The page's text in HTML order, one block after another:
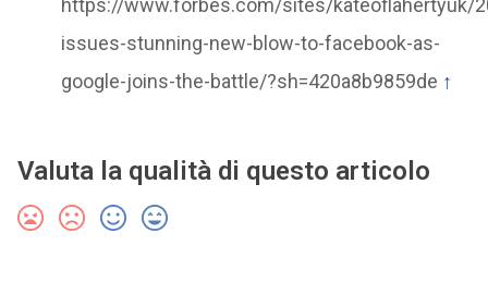
https://www.forbes.com/sites/kateoflahertyuk/
issues-stunning-new-blow-to-facebook-as-
google-joins-the-battle/?sh=420a8b9859de ↑
Valuta la qualità di questo articolo